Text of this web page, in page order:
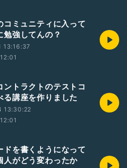
ミュニティに入って
勉強してんの？
13:16:37
12:01
ントラクトのテストコ
る講座を作りました
13:30:22
12:01
ドを書くようになって
人がどう変わったか